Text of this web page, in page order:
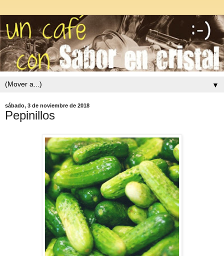
▼
sábado, 3 de noviembre de 2018
Pepinillos